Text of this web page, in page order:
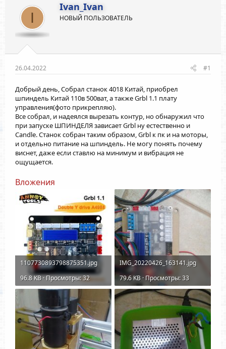
I
Ivan_Ivan
НОВЫЙ ПОЛЬЗОВАТЕЛЬ
26.04.2022 #1
Добрый день, Собрал станок 4018 Китай, приобрел
шпиндель Китай 110в 500ват, а также Grbl 1.1 плату
управления(фото прикрепляю).
Все собрал, и надеялся вырезать контур, но обнаружил что
при запуске ШПИНДЕЛЯ зависает Grbl ну естественно и
Candle. Станок собран таким образом, Grbl к пк и на моторы,
и отдельно питание на шпиндель. Не могу понять почему
виснет, даже если ставлю на минимум и вибрация не
ощущается.
Вложения
1107730893798875351.jpg
96.8 KB · Просмотры: 32
IMG_20220426_163141.jpg
79.6 KB · Просмотры: 33